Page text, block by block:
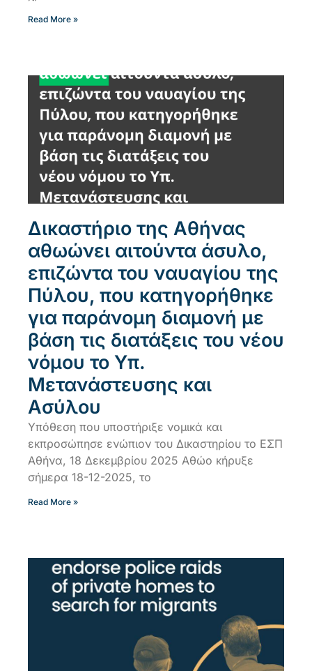
Read More »
Δικαστήριο της Αθήνας
αθωώνει αιτούντα άσυλο,
επιζώντα του ναυαγίου της
Πύλου, που κατηγορήθηκε
για παράνομη διαμονή με
βάση τις διατάξεις του νέου
νόμου το Υπ.
Μετανάστευσης και
Ασύλου
Yπόθεση που υποστήριξε νομικά και
εκπροσώπησε ενώπιον του Δικαστηρίου το ΕΣΠ
Αθήνα, 18 Δεκεμβρίου 2025 Αθώο κήρυξε
σήμερα 18-12-2025, το
Read More »